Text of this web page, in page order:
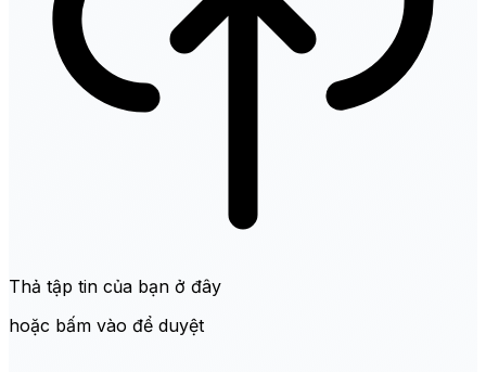
Thả tập tin của bạn ở đây
hoặc bấm vào để duyệt